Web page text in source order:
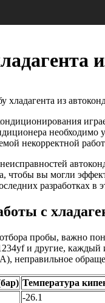
хладагента из
необходимо
некорректной
чтобы вы могли
разработках в
с
пробы, важно
и другие,
неправильное
Температура
-26.1